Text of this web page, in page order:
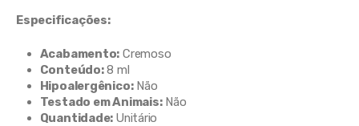
Especificações:
Acabamento: Cremoso
Conteúdo:8 ml
Hipoalergênico:Não
Testado em Animais:Não
Quantidade: Unitário